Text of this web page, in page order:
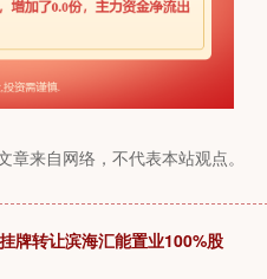
章来自网络，不代表本站观点。
牌转让滨海汇能置业100%股